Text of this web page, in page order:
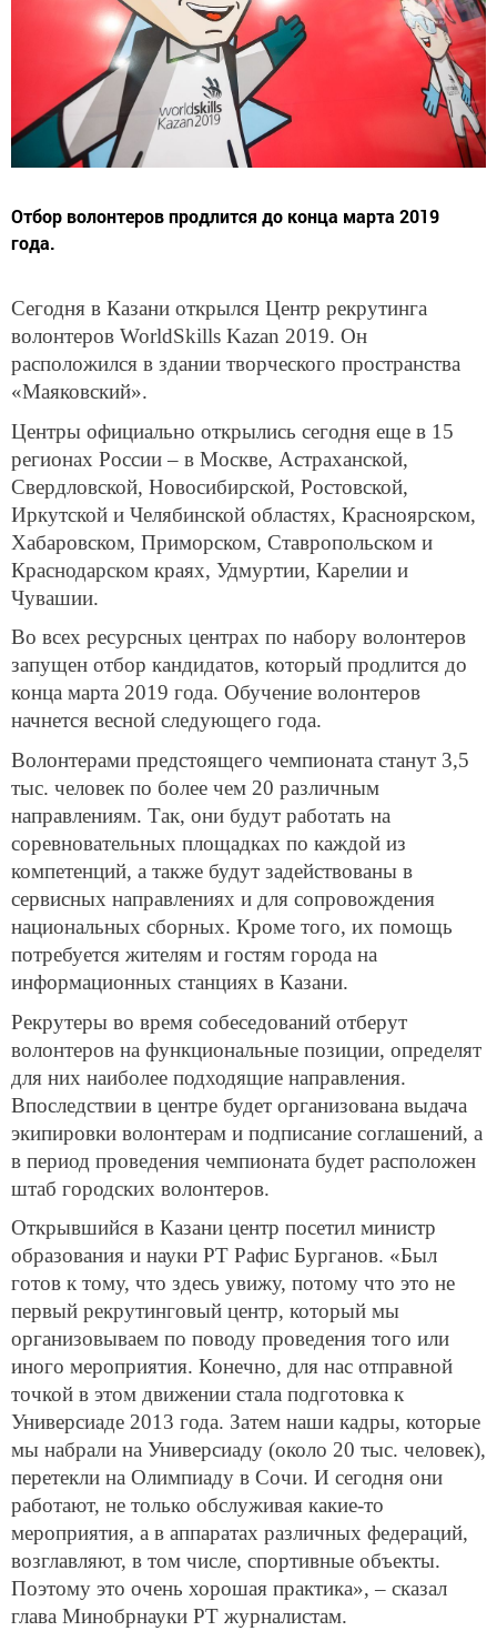
Отбор волонтеров продлится до конца марта 2019
года.
Сегодня в Казани открылся Центр рекрутинга
волонтеров WorldSkills Kazan 2019. Он
расположился в здании творческого пространства
«Маяковский».
Центры официально открылись сегодня еще в 15
регионах России – в Москве, Астраханской,
Свердловской, Новосибирской, Ростовской,
Иркутской и Челябинской областях, Красноярском,
Хабаровском, Приморском, Ставропольском и
Краснодарском краях, Удмуртии, Карелии и
Чувашии.
Во всех ресурсных центрах по набору волонтеров
запущен отбор кандидатов, который продлится до
конца марта 2019 года. Обучение волонтеров
начнется весной следующего года.
Волонтерами предстоящего чемпионата станут 3,5
тыс. человек по более чем 20 различным
направлениям. Так, они будут работать на
соревновательных площадках по каждой из
компетенций, а также будут задействованы в
сервисных направлениях и для сопровождения
национальных сборных. Кроме того, их помощь
потребуется жителям и гостям города на
информационных станциях в Казани.
Рекрутеры во время собеседований отберут
волонтеров на функциональные позиции, определят
для них наиболее подходящие направления.
Впоследствии в центре будет организована выдача
экипировки волонтерам и подписание соглашений, а
в период проведения чемпионата будет расположен
штаб городских волонтеров.
Открывшийся в Казани центр посетил министр
образования и науки РТ Рафис Бурганов. «Был
готов к тому, что здесь увижу, потому что это не
первый рекрутинговый центр, который мы
организовываем по поводу проведения того или
иного мероприятия. Конечно, для нас отправной
точкой в этом движении стала подготовка к
Универсиаде 2013 года. Затем наши кадры, которые
мы набрали на Универсиаду (около 20 тыс. человек),
перетекли на Олимпиаду в Сочи. И сегодня они
работают, не только обслуживая какие-то
мероприятия, а в аппаратах различных федераций,
возглавляют, в том числе, спортивные объекты.
Поэтому это очень хорошая практика», – сказал
глава Минобрнауки РТ журналистам.